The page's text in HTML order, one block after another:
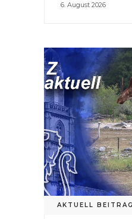
6. August 2026
AKTUELL BEITRAG